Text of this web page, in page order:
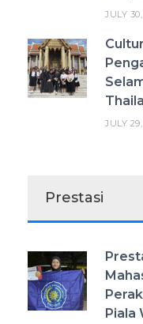
JULY
JULY
Prestasi
Piala